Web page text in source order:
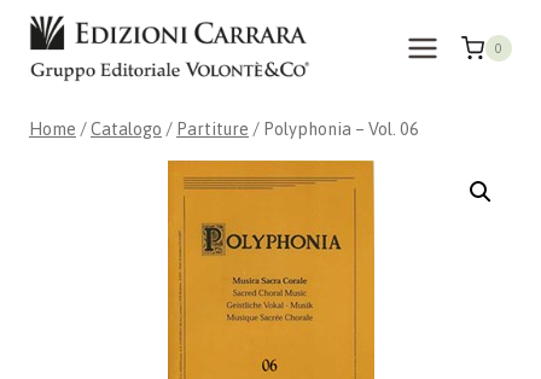
Salta
contenuto
0
Home /Catalogo / Partiture / Polyphonia – Vol. 06